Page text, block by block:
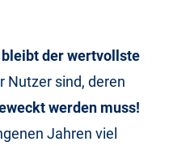
der wertvollste
Nutzer sind, deren
werden muss!
Jahren viel